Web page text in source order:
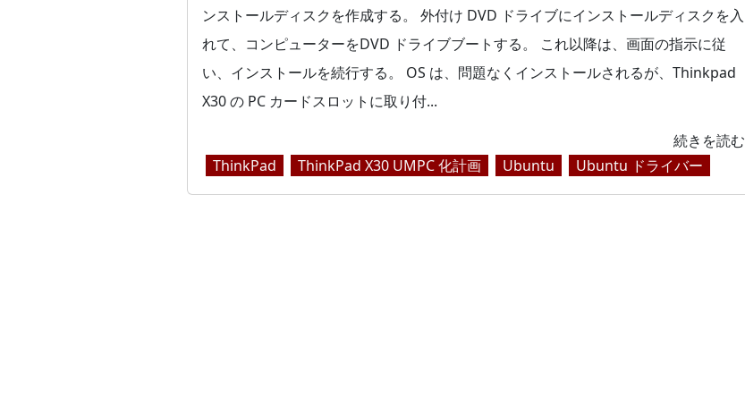
ンストールディスクを作成する。 外付け DVD ドライブにインストールディスクを入
れて、コンピューターをDVD ドライブブートする。 これ以降は、画面の指示に従
い、インストールを続行する。 OS は、問題なくインストールされるが、Thinkpad
X30 の PC カードスロットに取り付...
続きを読む
ThinkPad
ThinkPad X30 UMPC 化計画 Ubuntu Ubuntu ドライバー